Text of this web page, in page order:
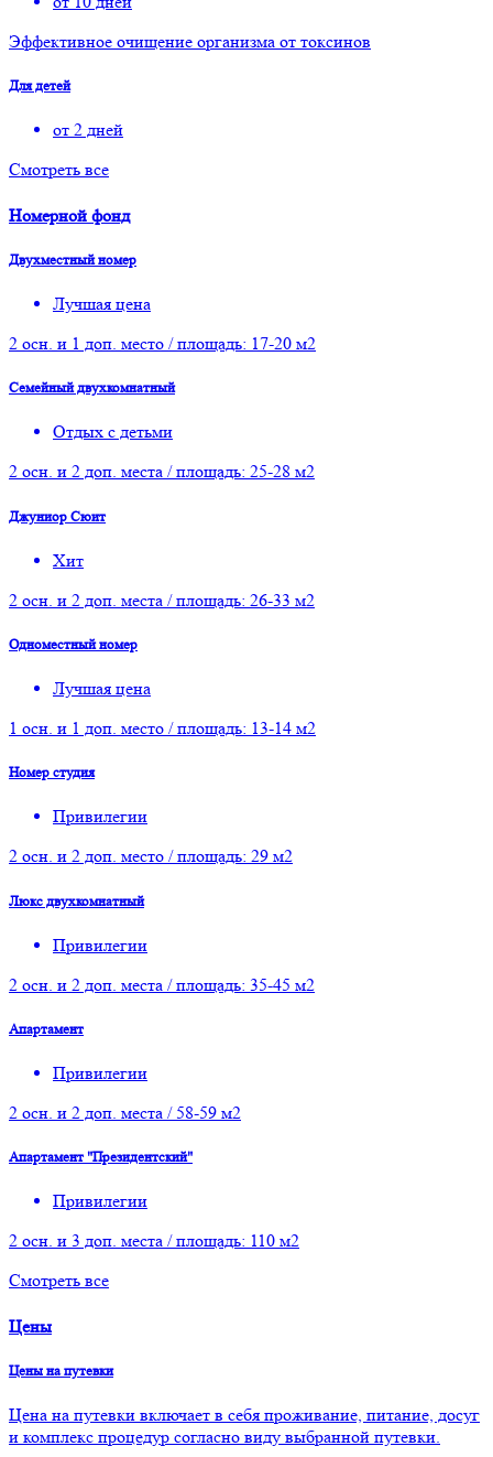
Эффективное очищение организма от токсинов
Для детей
от 2 дней
Смотреть все
Номерной фонд
Двухместный номер
Лучшая цена
2 осн. и 1 доп. место / площадь: 17-20 м2
Семейный двухкомнатный
Отдых с детьми
2 осн. и 2 доп. места / площадь: 25-28 м2
Джуниор Сюит
Хит
2 осн. и 2 доп. места / площадь: 26-33 м2
Одноместный номер
Лучшая цена
1 осн. и 1 доп. место / площадь: 13-14 м2
Номер студия
Привилегии
2 осн. и 2 доп. место / площадь: 29 м2
Люкс двухкомнатный
Привилегии
2 осн. и 2 доп. места / площадь: 35-45 м2
Апартамент
Привилегии
2 осн. и 2 доп. места / 58-59 м2
Апартамент "Президентский"
Привилегии
2 осн. и 3 доп. места / площадь: 110 м2
Смотреть все
Цены
Цены на путевки
Цена на путевки включает в себя проживание, питание, досуг
и комплекс процедур согласно виду выбранной путевки.